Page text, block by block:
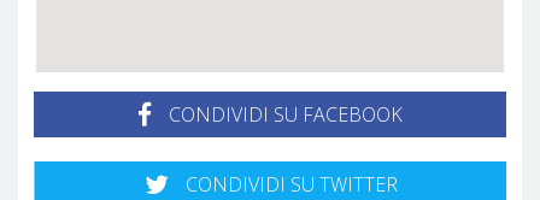
CONDIVIDI SU FACEBOOK
CONDIVIDI SU TWITTER